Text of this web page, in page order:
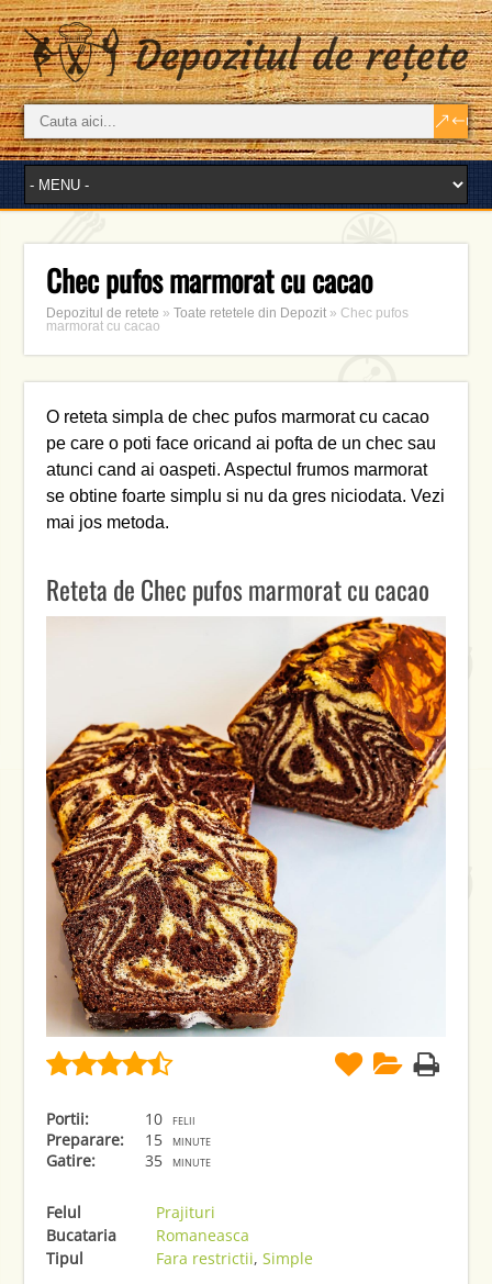
Chec pufos marmorat cu cacao
Depozitul de retete »Toate retetele din Depozit »Chec pufos
marmorat cu cacao
O reteta simpla de chec pufos marmorat cu cacao
pe care o poti face oricand ai pofta de un chec sau
atunci cand ai oaspeti. Aspectul frumos marmorat
se obtine foarte simplu si nu da gres niciodata. Vezi
mai jos metoda.
Reteta de Chec pufos marmorat cu cacao
Portii: 10 felii
Preparare: 15 minute
Gatire: 35 minute
Felul
Prajituri
Bucataria
Romaneasca
Tipul
Fara restrictii,Simple